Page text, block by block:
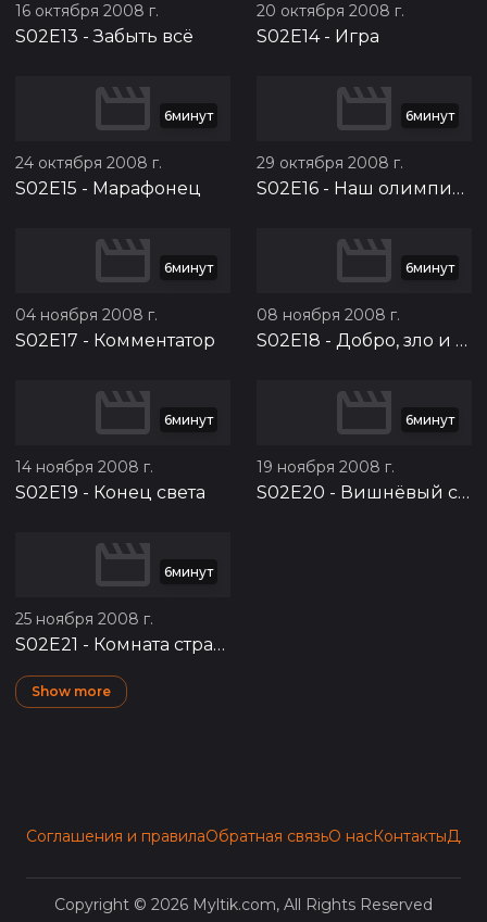
16 октября 2008 г.
S02E13 - Забыть всё
20 октября 2008 г.
S02E14- Игра
6минут
24 октября 2008 г.
S02E15 - Марафонец
6минут
29 октября 2008 г.
S02E16 - Наш олимпийский чемпион
6минут
04 ноября 2008 г.
S02E17 - Комментатор
6минут
08 ноября 2008 г.
S02E18 - Добро, зло и девочки
6минут
14 ноября 2008 г.
S02E19 - Конец света
6минут
19 ноября 2008 г.
S02E20 - Вишнёвый сад
6минут
25 ноября 2008 г.
S02E21 - Комната страха
Show more
Соглашения и правилаОбратная связьО насКонтактыДля
Copyright © 2026 Myltik.com, All Rights Reserved